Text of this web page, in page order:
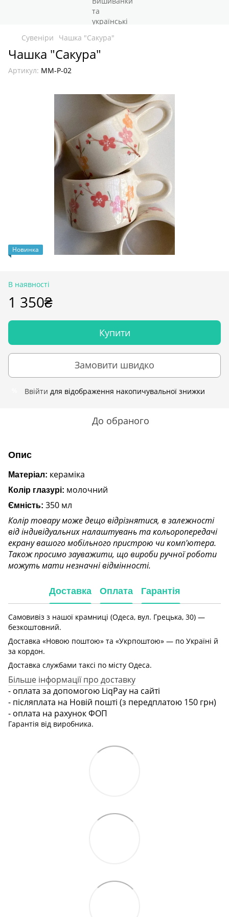
Сувеніри Чашка "Сакура"
Чашка "Сакура"
Артикул: ММ-Р-02
Новинка
В наявності
1 350₴
Купити
Замовити швидко
Ввійти для відображення накопичувальної знижки
До обраного
Опис
Матеріал: кераміка
Колір глазурі: молочний
Ємність: 350 мл
Колір товару може дещо відрізнятися, в залежності
від індивідуальних налаштувань та кольоропередачі
екрану вашого мобільного пристрою чи комп'ютера.
Також просимо зауважити, що вироби ручної роботи
можуть мати незначні відмінності.
Доставка Оплата Гарантія
Самовивіз з нашої крамниці (Одеса, вул. Грецька, 30) —
безкоштовний.
Доставка «Новою поштою» та «Укрпоштою» — по Україні й
за кордон.
Доставка службами таксі по місту Одеса.
Більше інформації про доставку
- оплата за допомогою LiqPay на сайті
- післяплата на Новій пошті (з передплатою 150 грн)
- оплата на рахунок ФОП
Гарантія від виробника.